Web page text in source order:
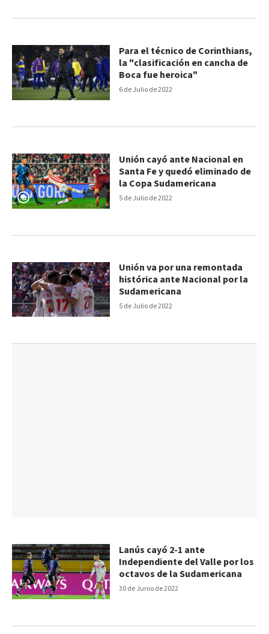
6 de Julio de 2022
Para el técnico de Corinthians,
la "clasificación en cancha de
Boca fue heroica"
5 de Julio de 2022
Unión cayó ante Nacional en
Santa Fe y quedó eliminado de
la Copa Sudamericana
5 de Julio de 2022
Unión va por una remontada
histórica ante Nacional por la
Sudamericana
30 de Junio de 2022
Lanús cayó 2-1 ante
Independiente del Valle por los
octavos de la Sudamericana